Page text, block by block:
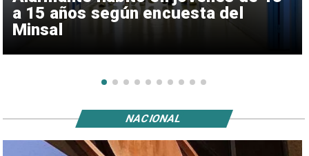
a 15 años según encuesta del
Minsal
NACIONAL